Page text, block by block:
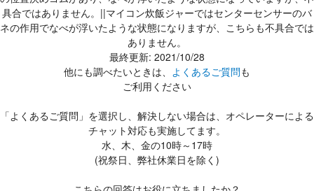
具合ではありません。||マイコン炊飯ジャーではセンターセンサーのバ
ネの作用でなべが浮いたような状態になりますが、こちらも不具合では
ありません。
最終更新: 2021/10/28
他にも調べたいときは、 よくあるご質問も
ご利用ください
「よくあるご質問」を選択し、解決しない場合は、オペレーターによる
チャット対応も実施してます。
水、木、金の10時～17時
(祝祭日、弊社休業日を除く)